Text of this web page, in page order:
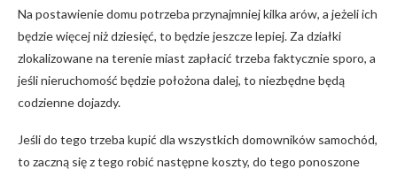
Na postawienie domu potrzeba przynajmniej kilka arów, a jeżeli ich
będzie więcej niż dziesięć, to będzie jeszcze lepiej. Za działki
zlokalizowane na terenie miast zapłacić trzeba faktycznie sporo, a
jeśli nieruchomość będzie położona dalej, to niezbędne będą
codzienne dojazdy.
Jeśli do tego trzeba kupić dla wszystkich domowników samochód,
to zaczną się z tego robić następne koszty, do tego ponoszone